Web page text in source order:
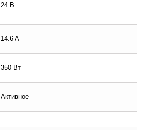
24 В
14.6 A
350 Вт
Активное